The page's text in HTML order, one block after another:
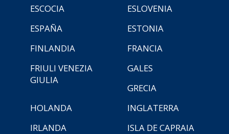
ESCOCIA
ESLOVENIA
ESPAÑA
ESTONIA
FINLANDIA
FRANCIA
FRIULI VENEZIA
GIULIA
GALES
GRECIA
HOLANDA
INGLATERRA
IRLANDA
ISLA DE CAPRAIA